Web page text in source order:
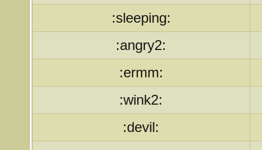
:sleeping:
:angry2:
:ermm:
:wink2:
:devil: